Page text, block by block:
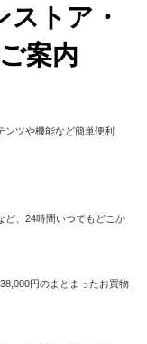
トア・
案内
ンツや機能など簡単便利
ど、24時間いつでもどこか
円のまとまったお買物